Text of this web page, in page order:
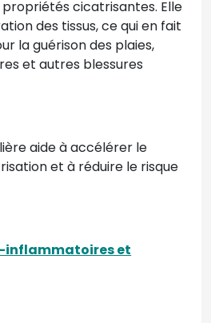
cicatrisantes. Elle
des tissus, ce qui en fait
la guérison des plaies,
et autres blessures
aide à accélérer le
et à réduire le risque
inflammatoires et